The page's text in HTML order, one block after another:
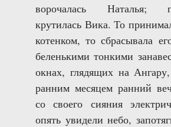
ворочалась Наталья;
крутилась Вика. То
котенком, то сбрасывала
беленькими тонкими
окнах, глядящих на
ранним месяцем ранний
со своего сияния
опять увидели небо,